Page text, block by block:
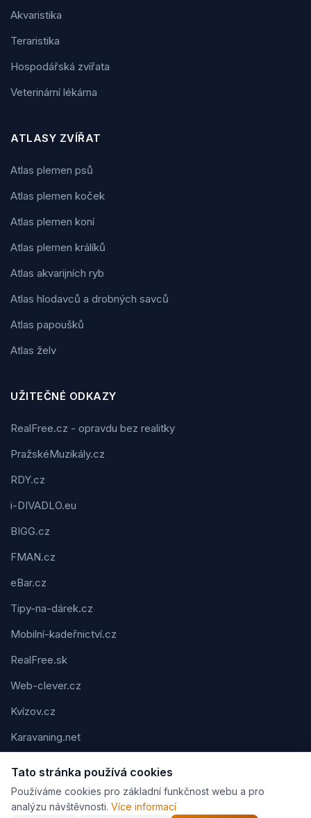
Akvaristika
Teraristika
Hospodářská zvířata
Veterinární lékárna
ATLASY ZVÍŘAT
Atlas plemen psů
Atlas plemen koček
Atlas plemen koní
Atlas plemen králíků
Atlas akvarijních ryb
Atlas hlodavců a drobných savců
Atlas papoušků
Atlas želv
UŽITEČNÉ ODKAZY
RealFree.cz - opravdu bez realitky
PražskéMuzikály.cz
RDY.cz
i-DIVADLO.eu
BIGG.cz
FMAN.cz
eBar.cz
Tipy-na-dárek.cz
Mobilní-kadeřnictví.cz
RealFree.sk
Web-clever.cz
Kvízov.cz
Karavaning.net
Tato stránka používá cookies
Používáme cookies pro základní funkčnost webu a pro
analýzu návštěvnosti. Více informací